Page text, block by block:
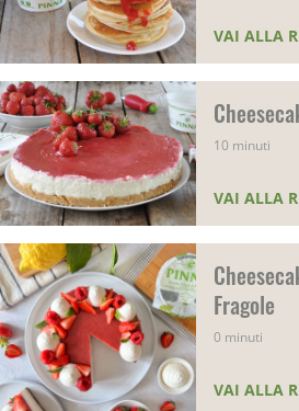
VAI ALLA
10 minuti
VAI ALLA
Fragole
0 minuti
VAI ALLA